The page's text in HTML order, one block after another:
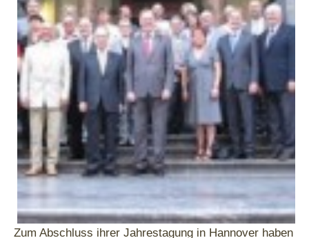
Zum Abschluss ihrer Jahrestagung in Hannover haben